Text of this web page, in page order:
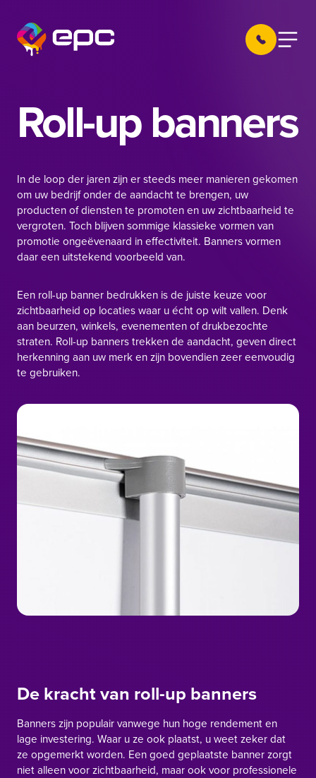
030 605 22
Roll-up banners
In de loop der jaren zijn er steeds meer manieren gekomen
om uw bedrijf onder de aandacht te brengen, uw
producten of diensten te promoten en uw zichtbaarheid te
vergroten. Toch blijven sommige klassieke vormen van
promotie ongeëvenaard in effectiviteit. Banners vormen
daar een uitstekend voorbeeld van.
Een roll-up banner bedrukken is de juiste keuze voor
zichtbaarheid op locaties waar u écht op wilt vallen. Denk
aan beurzen, winkels, evenementen of drukbezochte
straten. Roll-up banners trekken de aandacht, geven direct
herkenning aan uw merk en zijn bovendien zeer eenvoudig
te gebruiken.
De kracht van roll-up banners
Banners zijn populair vanwege hun hoge rendement en
lage investering. Waar u ze ook plaatst, u weet zeker dat
ze opgemerkt worden. Een goed geplaatste banner zorgt
niet alleen voor zichtbaarheid, maar ook voor professionele